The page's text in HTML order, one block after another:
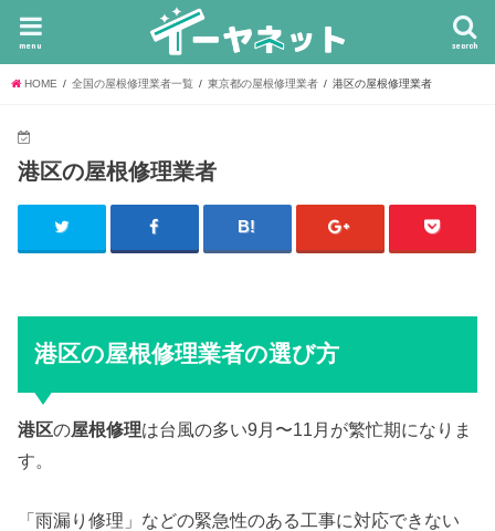
search
menu
HOME 全国の屋根修理業者一覧 東京都の屋根修理業者 港区の屋根修理業者
港区の屋根修理業者
港区の屋根修理業者の選び方
港区の屋根修理は台風の多い9月〜11月が繁忙期になりま
す。
「雨漏り修理」などの緊急性のある工事に対応できない